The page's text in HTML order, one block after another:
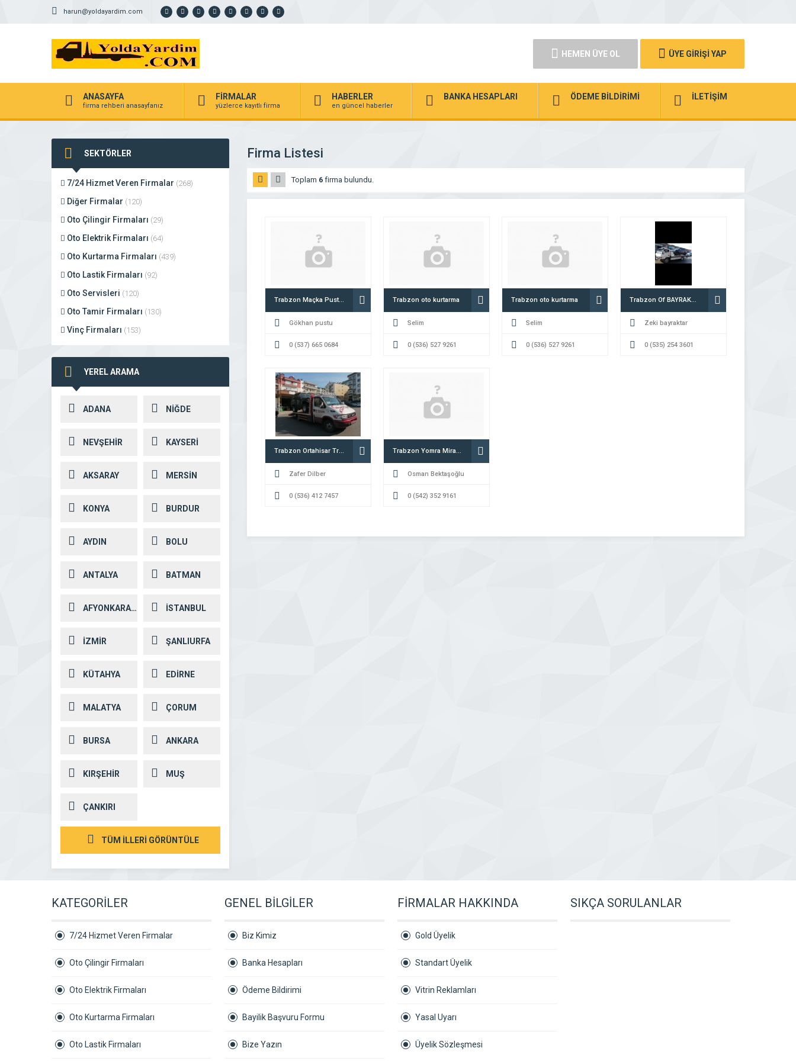
harun@yoldayardim.com
HEMEN ÜYE OL ÜYE GİRİŞİ YAP
ANASAYFA
firma rehberi anasayfanız
FİRMALAR
yüzlerce kayıtlı firma
HABERLER
en güncel haberler
BANKA HESAPLARI ÖDEME BİLDİRİMİ İLETİŞİM
SEKTÖRLER
7/24 Hizmet Veren Firmalar (268)
Diğer Firmalar (120)
Oto Çilingir Firmaları (29)
Oto Elektrik Firmaları (64)
Oto Kurtarma Firmaları (439)
Oto Lastik Firmaları (92)
Oto Servisleri (120)
Oto Tamir Firmaları (130)
Vinç Firmaları (153)
YEREL ARAMA
ADANA NİĞDE
NEVŞEHİR KAYSERİ
AKSARAY MERSİN
KONYA BURDUR
AYDIN BOLU
ANTALYA BATMAN
AFYONKARAHİSAR İSTANBUL
İZMİR ŞANLIURFA
KÜTAHYA EDİRNE
MALATYA ÇORUM
BURSA ANKARA
KIRŞEHİR MUŞ
ÇANKIRI
TÜM İLLERİ GÖRÜNTÜLE
Firma Listesi
Toplam 6 firma bulundu.
Trabzon Maçka Pustular Oto Kurtarma
Gökhan pustu
0 (537) 665 0684
Trabzon oto kurtarma
Selim
0 (536) 527 9261
Trabzon oto kurtarma
Selim
0 (536) 527 9261
Trabzon Of BAYRAKTAR OTO KURTARMA
Zeki bayraktar
0 (535) 254 3601
Trabzon Ortahisar Trbzn oto kurtarma çekici kurtarıcı yol yardım
Zafer Dilber
0 (536) 412 7457
Trabzon Yomra Miraç oto kurtarma çekici kurtarıcı yol yardım
Osman Bektaşoğlu
0 (542) 352 9161
KATEGORİLER
7/24 Hizmet Veren Firmalar
Oto Çilingir Firmaları
Oto Elektrik Firmaları
Oto Kurtarma Firmaları
Oto Lastik Firmaları
GENEL BİLGİLER
Biz Kimiz
Banka Hesapları
Ödeme Bildirimi
Bayilik Başvuru Formu
Bize Yazın
FİRMALAR HAKKINDA
Gold Üyelik
Standart Üyelik
Vitrin Reklamları
Yasal Uyarı
Üyelik Sözleşmesi
SIKÇA SORULANLAR